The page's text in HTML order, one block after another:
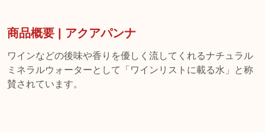
商品概要 | アクアパンナ
ワインなどの後味や香りを優しく流してくれるナチュラル
ミネラルウォーターとして「ワインリストに載る水」と称
賛されています。